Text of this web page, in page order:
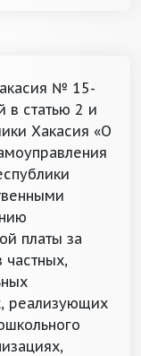
№ 15-
в статью 2 и
Хакасия «О
платы за
реализующих